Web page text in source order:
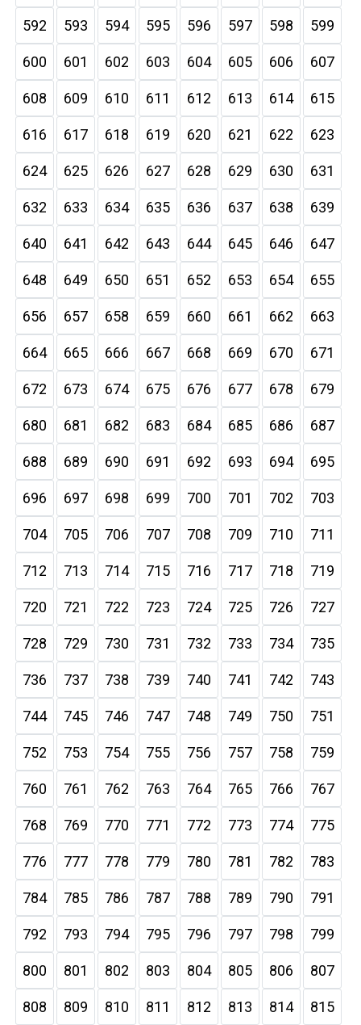
592 593 594 595 596 597 598 599
600 601 602 603 604 605 606 607
608 609 610 611 612 613 614 615
616 617 618 619 620 621 622 623
624 625 626 627 628 629 630 631
632 633 634 635 636 637 638 639
640 641 642 643 644 645 646 647
648 649 650 651 652 653 654 655
656 657 658 659 660 661 662 663
664 665 666 667 668 669 670 671
672 673 674 675 676 677 678 679
680 681 682 683 684 685 686 687
688 689 690 691 692 693 694 695
696 697 698 699 700 701 702 703
704 705 706 707 708 709 710 711
712 713 714 715 716 717 718 719
720 721 722 723 724 725 726 727
728 729 730 731 732 733 734 735
736 737 738 739 740 741 742 743
744 745 746 747 748 749 750 751
752 753 754 755 756 757 758 759
760 761 762 763 764 765 766 767
768 769 770 771 772 773 774 775
776 777 778 779 780 781 782 783
784 785 786 787 788 789 790 791
792 793 794 795 796 797 798 799
800 801 802 803 804 805 806 807
808 809 810 811 812 813 814 815